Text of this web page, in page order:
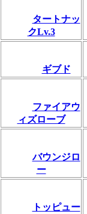
タートナッ
クLv.3
ギブド
ファイアウ
ィズローブ
バウンジロ
ー
トッピュー